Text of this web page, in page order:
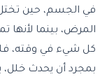
في الجسم، حين
المرض، بينما
كل شيء في وقته،
بمجرد أن يحدث خلل،